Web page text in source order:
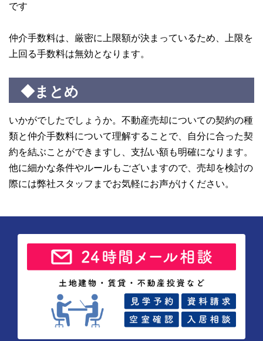
です
仲介手数料は、厳密に上限額が決まっているため、上限を
上回る手数料は無効となります。
◆まとめ
いかがでしたでしょうか。不動産売却についての契約の種
類と仲介手数料について理解することで、自分に合った契
約を結ぶことができますし、支払い額も明確になります。
他に細かな条件やルールもございますので、売却を検討の
際には弊社スタッフまでお気軽にお声がけください。